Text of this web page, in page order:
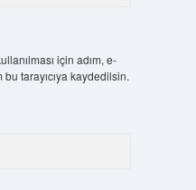
için adım, e-
tarayıcıya kaydedilsin.